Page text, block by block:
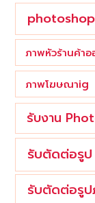
photoshop
ภาพหัวร้านค้าอ
ภาพโฆษณาig
รับงาน
รับตัดต่อรูป
รับตัดต่อรู